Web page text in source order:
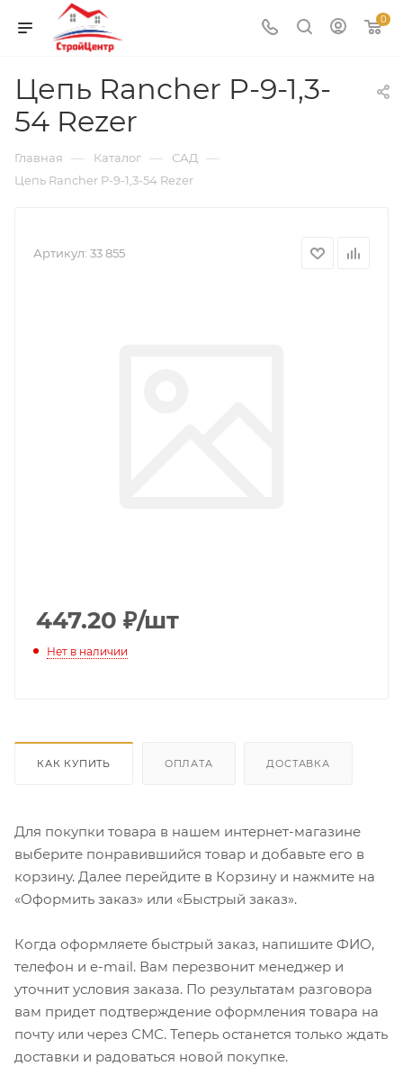
0
Цепь Rancher P-9-1,3-
54 Rezer
Главная — Каталог — САД —
Цепь Rancher P-9-1,3-54 Rezer
Артикул: 33 855
447.20 ₽/шт
Нет в наличии
КАК КУПИТЬ ОПЛАТА ДОСТАВКА
Для покупки товара в нашем интернет-магазине
выберите понравившийся товар и добавьте его в
корзину. Далее перейдите в Корзину и нажмите на
«Оформить заказ» или «Быстрый заказ».
Когда оформляете быстрый заказ, напишите ФИО,
телефон и e-mail. Вам перезвонит менеджер и
уточнит условия заказа. По результатам разговора
вам придет подтверждение оформления товара на
почту или через СМС. Теперь останется только ждать
доставки и радоваться новой покупке.